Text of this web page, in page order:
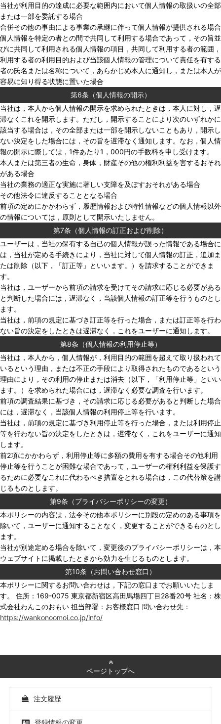
当社が利用目的の達成に必要な範囲内において個人情報の取扱いの全部
または一部を委託する場合
合併その他の事由による事業の承継に伴って個人情報が提供される場合
個人情報を特定の者との間で共同して利用する場合であって，その旨並
びに共同して利用される個人情報の項目，共同して利用する者の範囲，
利用する者の利用目的および当該個人情報の管理について責任を有する
者の氏名または名称について，あらかじめ本人に通知し，または本人が
容易に知り得る状態に置いた場合
第6条（個人情報の開示）
当社は，本人から個人情報の開示を求められたときは，本人に対し，遅
滞なくこれを開示します。ただし，開示することにより次のいずれかに
該当する場合は，その全部または一部を開示しないこともあり，開示し
ない決定をした場合には，その旨を遅滞なく通知します。なお，個人情
報の開示に際しては，1件あたり1，000円の手数料を申し受けます。
本人または第三者の生命，身体，財産その他の権利利益を害するおそれ
がある場合
当社の業務の適正な実施に著しい支障を及ぼすおそれがある場合
その他法令に違反することとなる場合
前項の定めにかかわらず，履歴情報および特性情報などの個人情報以外
の情報については，原則として開示いたしません。
第7条（個人情報の訂正および削除）
ユーザーは，当社の保有する自己の個人情報が誤った情報である場合に
は，当社が定める手続きにより，当社に対して個人情報の訂正，追加ま
たは削除（以下，「訂正等」といいます。）を請求することができま
す。
当社は，ユーザーから前項の請求を受けてその請求に応じる必要がある
と判断した場合には，遅滞なく，当該個人情報の訂正等を行うものとし
ます。
当社は，前項の規定に基づき訂正等を行った場合，または訂正等を行わ
ない旨の決定をしたときは遅滞なく，これをユーザーに通知します。
第8条（個人情報の利用停止等）
当社は，本人から，個人情報が，利用目的の範囲を超えて取り扱われて
いるという理由，または不正の手段により取得されたものであるという
理由により，その利用の停止または消去（以下，「利用停止等」といい
ます。）を求められた場合には，遅滞なく必要な調査を行います。
前項の調査結果に基づき，その請求に応じる必要があると判断した場合
には，遅滞なく，当該個人情報の利用停止等を行います。
当社は，前項の規定に基づき利用停止等を行った場合，または利用停止
等を行わない旨の決定をしたときは，遅滞なく，これをユーザーに通知
します。
前2項にかかわらず，利用停止等に多額の費用を有する場合その他利用
停止等を行うことが困難な場合であって，ユーザーの権利利益を保護す
るために必要なこれに代わるべき措置をとれる場合は，この代替策を講
じるものとします。
第9条（プライバシーポリシーの変更）
本ポリシーの内容は，法令その他本ポリシーに別段の定めのある事項を
除いて，ユーザーに通知することなく，変更することができるものとし
ます。
当社が別途定める場合を除いて，変更後のプライバシーポリシーは，本
ウェブサイトに掲載したときから効力を生じるものとします。
第10条（お問い合わせ窓口）
本ポリシーに関するお問い合わせは，下記の窓口までお願いいたしま
す。 住所：169-0075 東京都新宿区高田馬場四丁目28番20号 社名：株
式会社わんこのおもい 担当部署：お客様窓口 問い合わせ先：
https://wankonoomoi.co.jp/info/
ページトップへ
注文履歴
登録情報の変更